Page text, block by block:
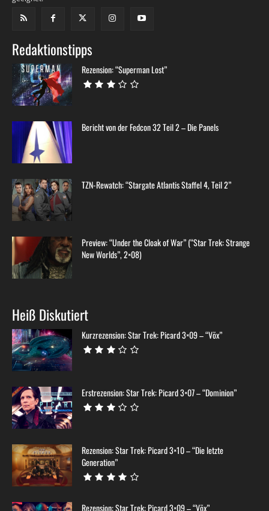
Redaktionstipps
Rezension: “Superman Lost”
Bericht von der Fedcon 32 Teil 2 – Die Panels
TZN-Rewatch: “Stargate Atlantis Staffel 4, Teil 2”
Preview: “Under the Cloak of War” (“Star Trek: Strange
New Worlds”, 2×08)
Heiß Diskutiert
Kurzrezension: Star Trek: Picard 3×09 – “Võx”
Erstrezension: Star Trek: Picard 3×07 – “Dominion”
Rezension: Star Trek: Picard 3×10 – “Die letzte
Generation”
Rezension: Star Trek: Picard 3×09 – “Võx”